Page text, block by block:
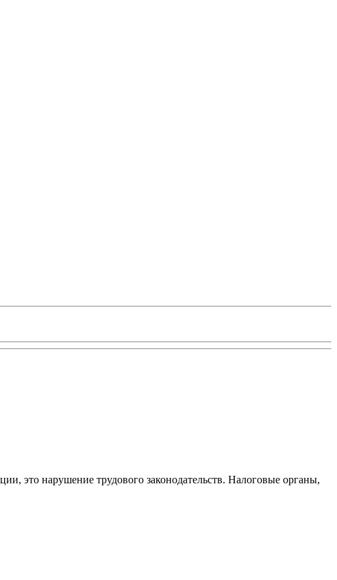
это нарушение трудового законодательств. Налоговые органы,